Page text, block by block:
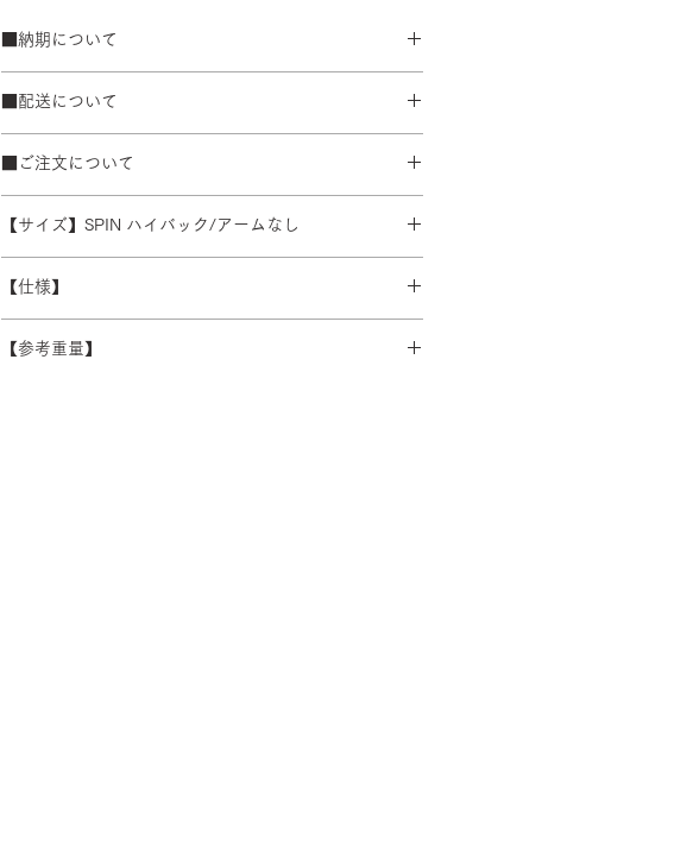
■納期について
ブラック粉体塗装ベース 3週間程度
50台以上の場合は要相談となります。在庫の有無によっ
て納期が変動することがあります。
■配送について
配送エリアによって料金が異なります。
※数量によって配送方法・配送料を変更することがあり
ます。 離島・一部地域等への配送は、送料のお見積りが
受注生産の為、配送日時については別途ご連絡いたしま
す。詳細なお時間帯のご指定や日曜・祝日の配送指定が
できない場合がございます。あらかじめご了承くださ
■ご注文について
ズ等)、キャンセルはお受けできませんので、ご注意くだ
さい。
【サイズ】SPIN ハイバック/アームなし
【仕様】
シート：PP・モールドウレタン
【参考重量】